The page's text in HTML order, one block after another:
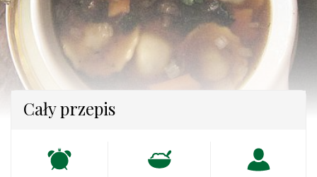
Cały przepis